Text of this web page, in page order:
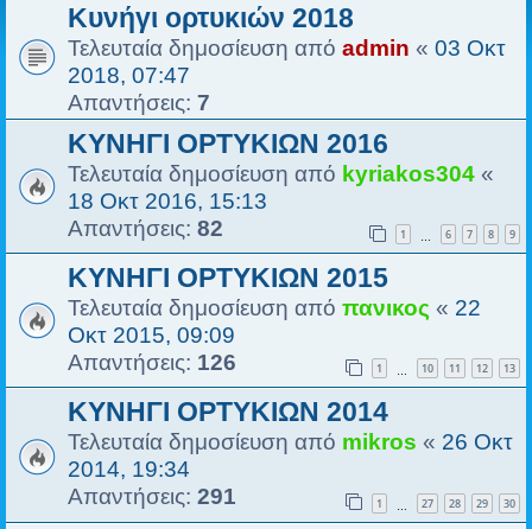
Κυνήγι ορτυκιών 2018
Τελευταία δημοσίευση από admin « 03 Οκτ
2018, 07:47
Απαντήσεις: 7
ΚΥΝΗΓΙ ΟΡΤΥΚΙΩΝ 2016
Τελευταία δημοσίευση από kyriakos304 «
18 Οκτ 2016, 15:13
Απαντήσεις: 82 1 … 6 7 8 9
ΚΥΝΗΓΙ ΟΡΤΥΚΙΩΝ 2015
Τελευταία δημοσίευση από πανικος « 22
Οκτ 2015, 09:09
Απαντήσεις: 126 1 … 10 11 12 13
ΚΥΝΗΓΙ ΟΡΤΥΚΙΩΝ 2014
Τελευταία δημοσίευση από mikros « 26 Οκτ
2014, 19:34
Απαντήσεις: 291 1 27 28 29 30